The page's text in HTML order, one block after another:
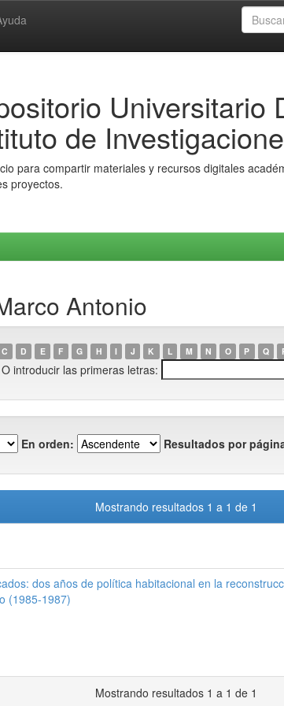
Universitario
de
para compartir materiales y recursos digitales
proyectos.
Antonio
C D E F G H I J K L M N O P Q
O introducir las primeras letras:
En orden: Resultados por
Mostrando resultados 1 a 1 de 1
dos años de política habitacional en la
(1985-1987)
Mostrando resultados 1 a 1 de 1